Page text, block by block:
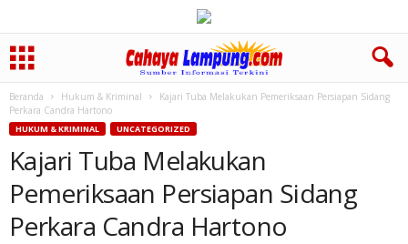
Beranda Hukum & Kriminal
Kajari Tuba Melakukan Pemeriksaan Persiapan Sidang
Perkara Candra Hartono
HUKUM & KRIMINAL UNCATEGORIZED
Kajari Tuba Melakukan
Pemeriksaan Persiapan Sidang
Perkara Candra Hartono